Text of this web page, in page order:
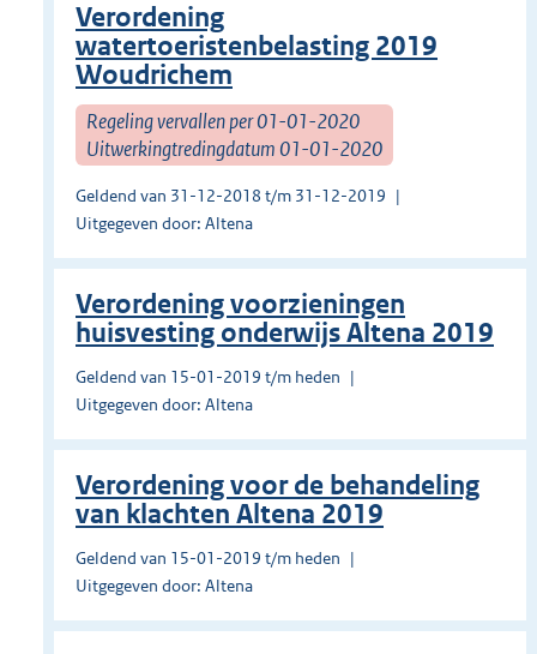
Verordening
watertoeristenbelasting 2019
Woudrichem
Regeling vervallen per 01-01-2020
Uitwerkingtredingdatum 01-01-2020
Geldend van 31-12-2018 t/m 31-12-2019
Uitgegeven door: Altena
Verordening voorzieningen
huisvesting onderwijs Altena 2019
Geldend van 15-01-2019 t/m heden
Uitgegeven door: Altena
Verordening voor de behandeling
van klachten Altena 2019
Geldend van 15-01-2019 t/m heden
Uitgegeven door: Altena